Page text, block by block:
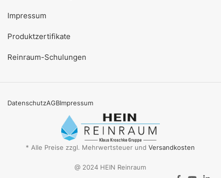
Impressum
Produktzertifikate
Reinraum-Schulungen
DatenschutzAGBImpressum
* Alle Preise zzgl. Mehrwertsteuer undVersandkosten
@ 2024 HEIN Reinraum